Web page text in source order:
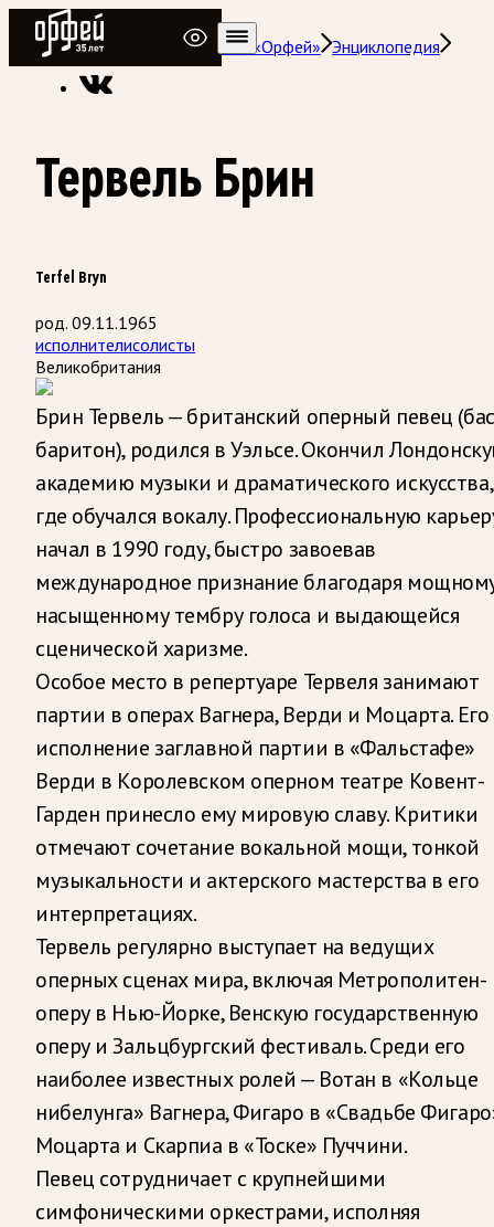
Радио Орфей
Радио классической музыки «Орфей» Энциклопедия
Тервель Брин
Terfel Bryn
род. 09.11.1965
исполнителисолисты
Великобритания
Брин Тервель — британский оперный певец
баритон), родился в Уэльсе. Окончил
академию музыки и драматического искусства,
где обучался вокалу. Профессиональную
начал в 1990 году, быстро завоевав
международное признание благодаря
насыщенному тембру голоса и выдающейся
сценической харизме.
Особое место в репертуаре Тервеля занимают
партии в операх Вагнера, Верди и Моцарта. Его
исполнение заглавной партии в «Фальстафе»
Верди в Королевском оперном театре Ковент-
Гарден принесло ему мировую славу. Критики
отмечают сочетание вокальной мощи, тонкой
музыкальности и актерского мастерства в его
интерпретациях.
Тервель регулярно выступает на ведущих
оперных сценах мира, включая Метрополитен-
оперу в Нью-Йорке, Венскую государственную
оперу и Зальцбургский фестиваль. Среди его
наиболее известных ролей — Вотан в «Кольце
нибелунга» Вагнера, Фигаро в «Свадьбе
Моцарта и Скарпиа в «Тоске» Пуччини.
Певец сотрудничает с крупнейшими
симфоническими оркестрами, исполняя